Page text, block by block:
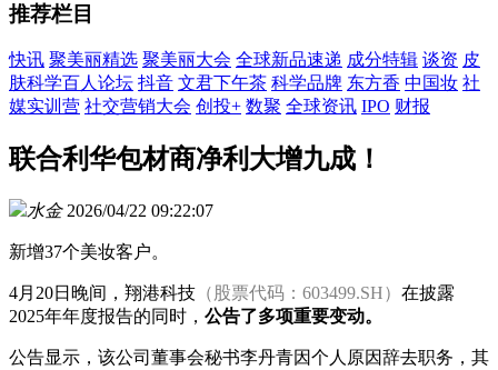
推荐栏目
快讯 聚美丽精选 聚美丽大会 全球新品速递 成分特辑 谈资 皮
肤科学百人论坛 抖音 文君下午茶 科学品牌 东方香 中国妆 社
媒实训营 社交营销大会 创投+ 数聚 全球资讯 IPO 财报
联合利华包材商净利大增九成！
水金 2026/04/22 09:22:07
新增37个美妆客户。
4月20日晚间，翔港科技 （股票代码：603499.SH） 在披露
2025年年度报告的同时， 公告了多项重要变动。
公告显示，该公司董事会秘书李丹青因个人原因辞去职务，其